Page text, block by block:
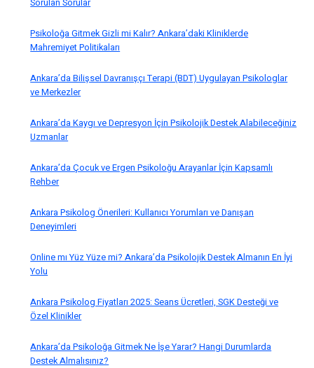
Psikoloğa Gitmek Gizli mi Kalır? Ankara’daki Kliniklerde
Mahremiyet Politikaları
Ankara’da Bilişsel Davranışçı Terapi (BDT) Uygulayan Psikologlar
ve Merkezler
Ankara’da Kaygı ve Depresyon İçin Psikolojik Destek Alabileceğiniz
Uzmanlar
Ankara’da Çocuk ve Ergen Psikoloğu Arayanlar İçin Kapsamlı
Rehber
Ankara Psikolog Önerileri: Kullanıcı Yorumları ve Danışan
Deneyimleri
Online mı Yüz Yüze mi? Ankara’da Psikolojik Destek Almanın En İyi
Yolu
Ankara Psikolog Fiyatları 2025: Seans Ücretleri, SGK Desteği ve
Özel Klinikler
Ankara’da Psikoloğa Gitmek Ne İşe Yarar? Hangi Durumlarda
Destek Almalısınız?